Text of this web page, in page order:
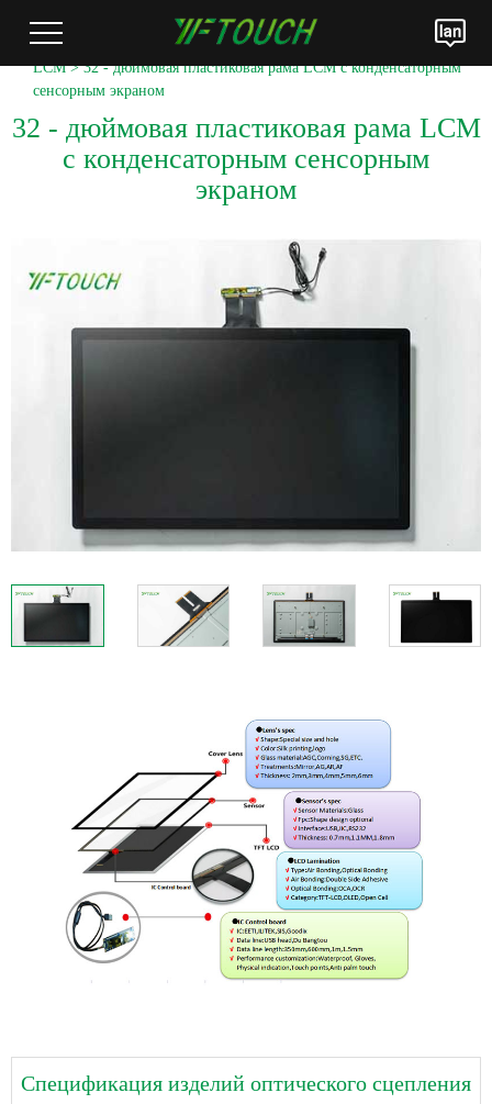
Домашняя страница >Продукты >Модуль оптического соединения
LCM> 32 - дюймовая пластиковая рама LCM с конденсаторным
сенсорным экраном
32 - дюймовая пластиковая рама LCM
с конденсаторным сенсорным
экраном
Спецификация изделий оптического сцепления